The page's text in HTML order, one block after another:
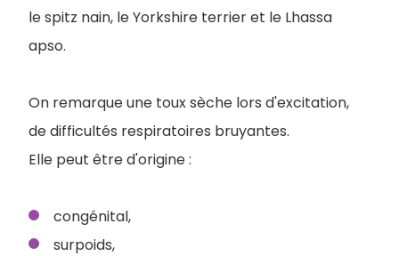
le spitz nain, le Yorkshire terrier et le Lhassa
apso.
On remarque une toux sèche lors d'excitation,
de difficultés respiratoires bruyantes.
Elle peut être d'origine :
congénital,
surpoids,